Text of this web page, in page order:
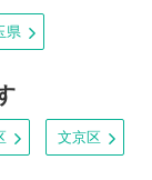
県
文京区